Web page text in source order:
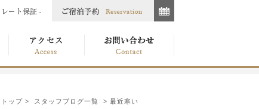
トップ > スタッフブログ一覧 > 最近寒い